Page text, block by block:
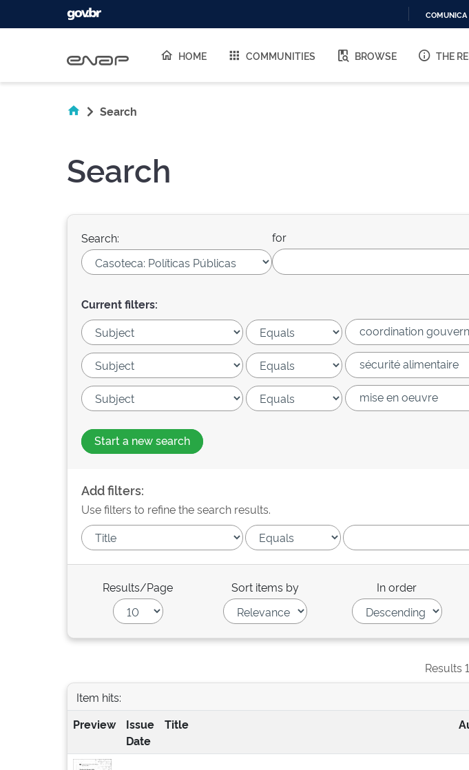
O
COMUNICA
HOME COMMUNITIES BROWSE THE
Search
Search
Search: for
Current filters:
Start a new search
Add filters:
Use filters to refine the search results.
Results/Page Sort items by In order
Results
Item hits:
Preview
Issue
Date
Title